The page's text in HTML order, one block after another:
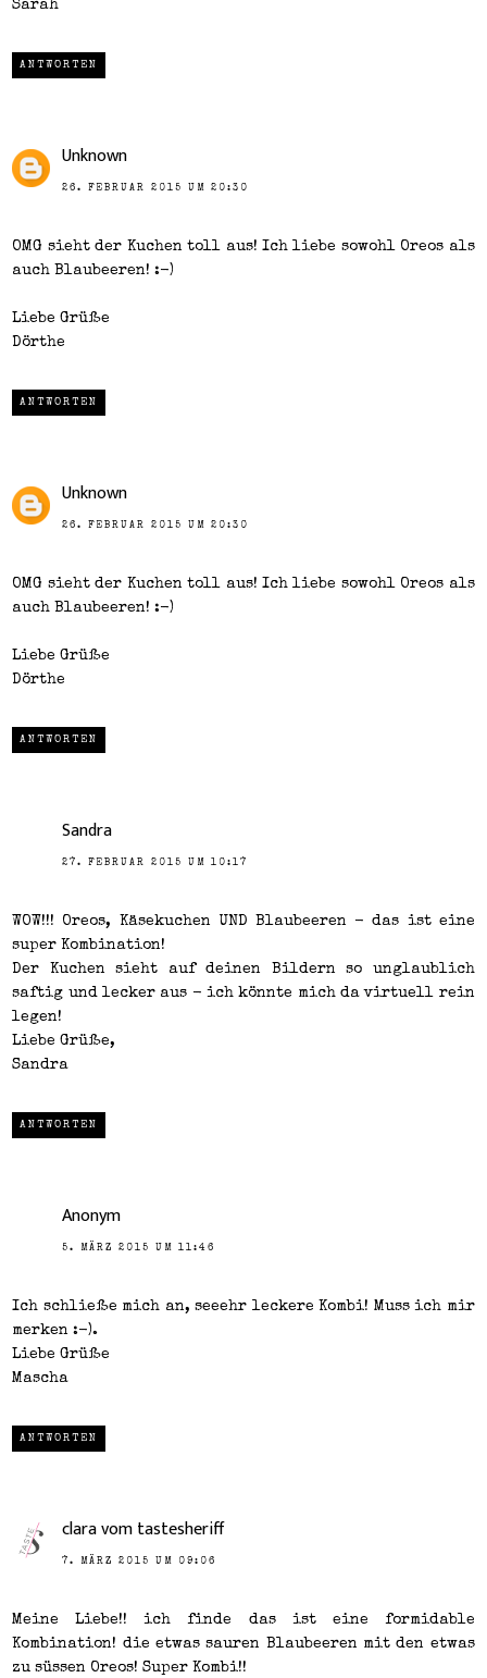
Sarah
ANTWORTEN
Unknown
26. FEBRUAR 2015 UM 20:30
OMG sieht der Kuchen toll aus! Ich liebe sowohl Oreos als
auch Blaubeeren! :-)
Liebe Grüße
Dörthe
ANTWORTEN
Unknown
26. FEBRUAR 2015 UM 20:30
OMG sieht der Kuchen toll aus! Ich liebe sowohl Oreos als
auch Blaubeeren! :-)
Liebe Grüße
Dörthe
ANTWORTEN
Sandra
27. FEBRUAR 2015 UM 10:17
WOW!!! Oreos, Käsekuchen UND Blaubeeren - das ist eine
super Kombination!
Der Kuchen sieht auf deinen Bildern so unglaublich
saftig und lecker aus - ich könnte mich da virtuell rein
legen!
Liebe Grüße,
Sandra
ANTWORTEN
Anonym
5. MÄRZ 2015 UM 11:46
Ich schließe mich an, seeehr leckere Kombi! Muss ich mir
merken :-).
Liebe Grüße
Mascha
ANTWORTEN
clara vom tastesheriff
7. MÄRZ 2015 UM 09:06
Meine Liebe!! ich finde das ist eine formidable
Kombination! die etwas sauren Blaubeeren mit den etwas
zu süssen Oreos! Super Kombi!!